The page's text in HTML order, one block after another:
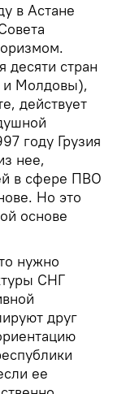
в Астане
десяти стран
и Молдовы),
действует
году Грузия
нее,
в сфере ПВО
Но это
основе
нужно
СНГ
друг
ее